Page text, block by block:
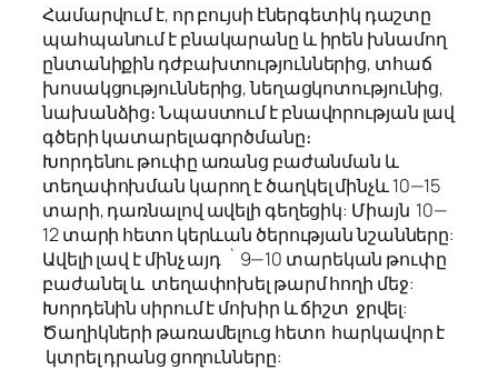
Համարվում է, որ բույսի էներգետիկ դաշտը
պահպանում է բնակարանը և իրեն խնամող
ընտանիքին դժբախտություններից, տհաճ
խոսակցություններից, նեղացկոտությունից,
նախանձից։ Նպաստում է բնավորության լավ
գծերի կատարելագործմանը։
Խորդենու թուփը առանց բաժանման և
տեղափոխման կարող է ծաղկել մինչև 10—15
տարի, դառնալով ավելի գեղեցիկ: Միայն 10—
12 տարի հետո կերևան ծերության նշանները:
Ավելի լավ է մինչ այդ ` 9—10 տարեկան թուփը
բաժանել և տեղափոխել թարմ հողի մեջ:
Խորդենին սիրում է մոխիր և ճիշտ ջրվել:
Ծաղիկների թառամելուց հետո հարկավոր է
կտրել դրանց ցողունները: